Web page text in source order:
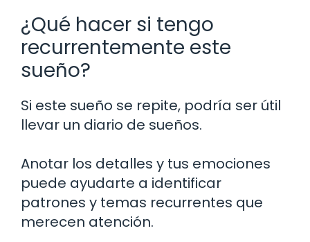
¿Qué hacer si tengo
recurrentemente este
sueño?
Si este sueño se repite, podría ser útil
llevar un diario de sueños.
Anotar los detalles y tus emociones
puede ayudarte a identificar
patrones y temas recurrentes que
merecen atención.